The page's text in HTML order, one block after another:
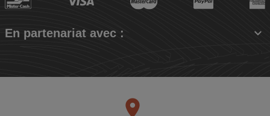
En partenariat avec : 
place